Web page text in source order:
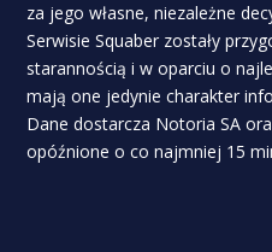
za jego własne, niezależne
Serwisie Squaber zostały
starannością i w oparciu o
mają one jedynie charakter
Dane dostarcza Notoria SA
opóźnione o co najmniej 15